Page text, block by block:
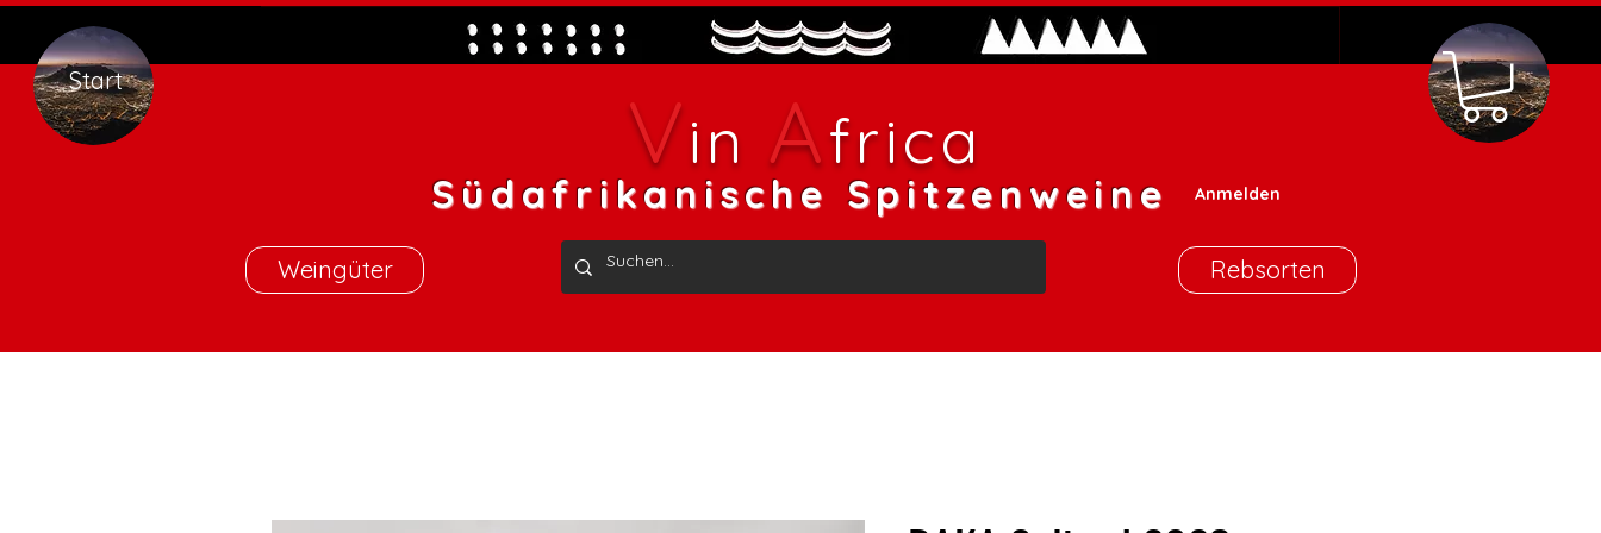
Start
Weingüter
Vin Africa
Südafrikanische Spitzenweine Anmelden
Rebsorten